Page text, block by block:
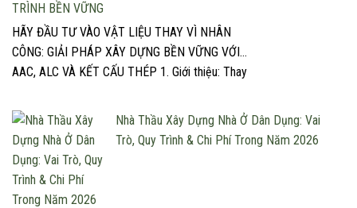
TRÌNH BỀN VỮNG
HÃY ĐẦU TƯ VÀO VẬT LIỆU THAY VÌ NHÂN
CÔNG: GIẢI PHÁP XÂY DỰNG BỀN VỮNG VỚI
AAC, ALC VÀ KẾT CẤU THÉP 1. Giới thiệu: Thay
ngành xây dựng ngày càng đối mặt với áp lực về
tiến độ, chất lượng và chi phí, […]
Nhà Thầu Xây Dựng Nhà Ở Dân Dụng: Vai
Trò, Quy Trình & Chi Phí Trong Năm 2026